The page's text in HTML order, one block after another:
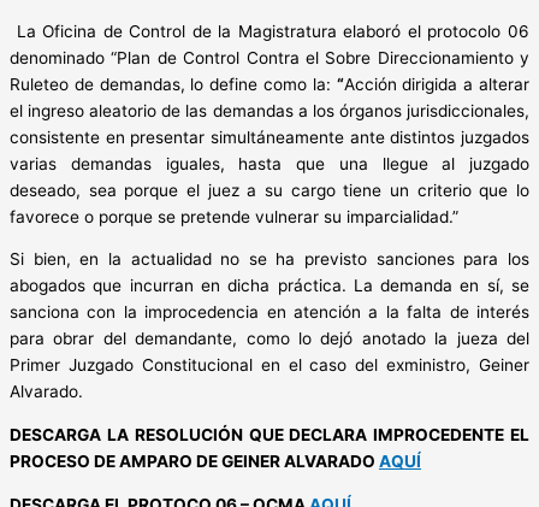
La Oficina de Control de la Magistratura elaboró el protocolo 06
denominado “Plan de Control Contra el Sobre Direccionamiento y
Ruleteo de demandas, lo define como la: “Acción dirigida a alterar
el ingreso aleatorio de las demandas a los órganos jurisdiccionales,
consistente en presentar simultáneamente ante distintos juzgados
varias demandas iguales, hasta que una llegue al juzgado
deseado, sea porque el juez a su cargo tiene un criterio que lo
favorece o porque se pretende vulnerar su imparcialidad.”
Si bien, en la actualidad no se ha previsto sanciones para los
abogados que incurran en dicha práctica. La demanda en sí, se
sanciona con la improcedencia en atención a la falta de interés
para obrar del demandante, como lo dejó anotado la jueza del
Primer Juzgado Constitucional en el caso del exministro, Geiner
Alvarado.
DESCARGA LA RESOLUCIÓN QUE DECLARA IMPROCEDENTE EL
PROCESO DE AMPARO DE GEINER ALVARADO AQUÍ